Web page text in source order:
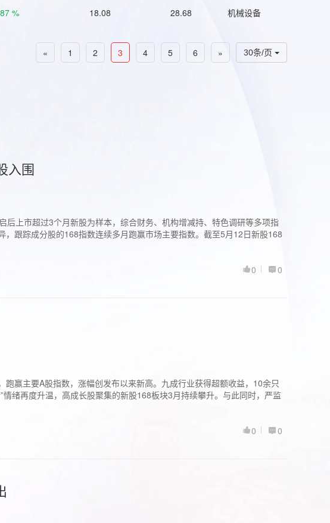
% 18.08 28.68 机械设备
30条/页
« 1 2 3 4 5 6 »
入围
上市超过3个月新股为样本，综合财务、机构增减持、特色调研等多项指
跟踪成分股的168指数连续多月跑赢市场主要指数。截至5月12日新股168
0
0
赢主要A股指数，涨幅创发布以来新高。九成行业获得超额收益，10余只
绪再度升温，高成长股聚集的新股168板块3月持续攀升。与此同时，严监
0
0